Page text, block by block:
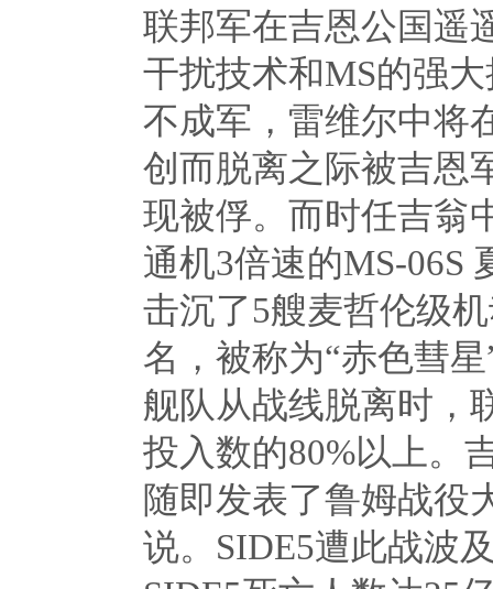
联邦军在吉恩公国遥
干扰技术和MS的强
不成军，雷维尔中将
创而脱离之际被吉恩
现被俘。而时任吉翁
通机3倍速的MS-06S
击沉了5艘麦哲伦级
名，被称为“赤色彗
舰队从战线脱离时，
投入数的80%以上。
随即发表了鲁姆战役
说。 SIDE5遭此战波